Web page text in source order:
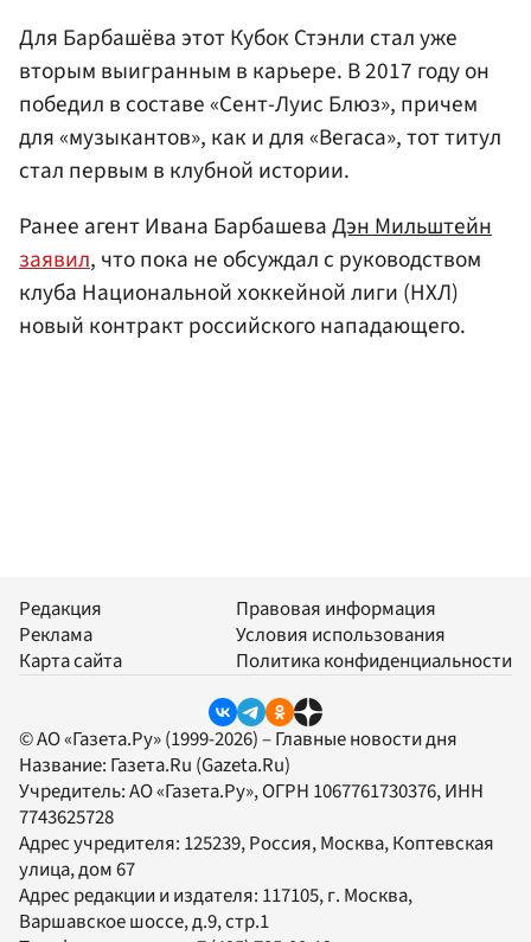
Для Барбашёва этот Кубок Стэнли стал уже
вторым выигранным в карьере. В 2017 году он
победил в составе «Сент-Луис Блюз», причем
для «музыкантов», как и для «Вегаса», тот титул
стал первым в клубной истории.
Ранее агент Ивана БарбашеваДэн Мильштейн
заявил, что пока не обсуждал с руководством
клуба Национальной хоккейной лиги (НХЛ)
новый контракт российского нападающего.
Редакция
Реклама
Карта сайта
Правовая информация
Условия использования
Политика конфиденциальности
© АО «Газета.Ру» (1999-2026) – Главные новости дня
Название: Газета.Ru (Gazeta.Ru)
Учредитель:АО «Газета.Ру», ОГРН 1067761730376, ИНН
7743625728
Адрес учредителя: 125239, Россия, Москва, Коптевская
улица, дом 67
Адрес редакции и издателя: 117105, г. Москва,
Варшавское шоссе, д.9, стр.1